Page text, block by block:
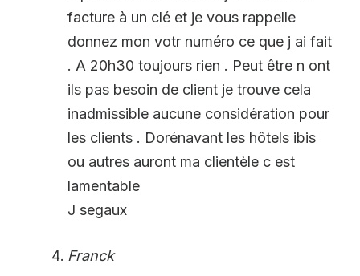
facture à un clé et je vous rappelle
donnez mon votr numéro ce que j ai fait
. A 20h30 toujours rien . Peut être n ont
ils pas besoin de client je trouve cela
inadmissible aucune considération pour
les clients . Dorénavant les hôtels ibis
ou autres auront ma clientèle c est
lamentable
J segaux
Franck